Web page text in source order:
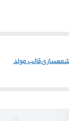
قالب مولد